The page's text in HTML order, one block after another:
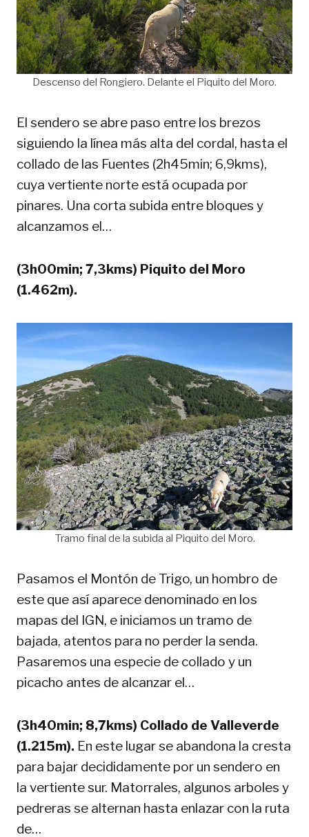
Descenso del Rongiero. Delante el Piquito del Moro.
El sendero se abre paso entre los brezos
siguiendo la línea más alta del cordal, hasta el
collado de las Fuentes (2h45min; 6,9kms),
cuya vertiente norte está ocupada por
pinares. Una corta subida entre bloques y
alcanzamos el…
(3h00min; 7,3kms) Piquito del Moro
(1.462m).
Tramo final de la subida al Piquito del Moro.
Pasamos el Montón de Trigo, un hombro de
este que así aparece denominado en los
mapas del IGN, e iniciamos un tramo de
bajada, atentos para no perder la senda.
Pasaremos una especie de collado y un
picacho antes de alcanzar el…
(3h40min; 8,7kms) Collado de Valleverde
(1.215m). En este lugar se abandona la cresta
para bajar decididamente por un sendero en
la vertiente sur. Matorrales, algunos arboles y
pedreras se alternan hasta enlazar con la ruta
de…